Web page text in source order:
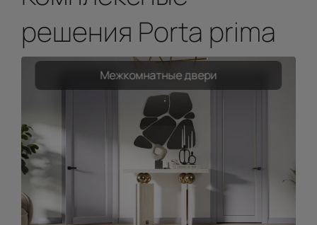
решения Porta prima
Межкомнатные двери